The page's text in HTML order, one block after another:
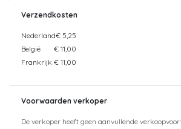
Verzendkosten
Nederland€ 5,25
België
€ 11,00
Frankrijk € 11,00
Voorwaarden verkoper
De verkoper heeft geen aanvullende